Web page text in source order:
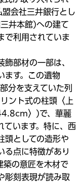
会社三井銀行とし
井本館)への建て
利用されていま
部材の一部は、
ます。この遺物
分を支えていた列
ント式の柱頭〈上
〉)で、華麗
ています。特に、西
頭としての造形や
る点に特徴があり
築の意匠を木材で
彫刻表現が読み取